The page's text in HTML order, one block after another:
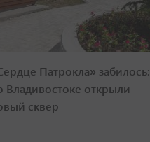
Патрокла» забилось:
Владивостоке открыли
сквер